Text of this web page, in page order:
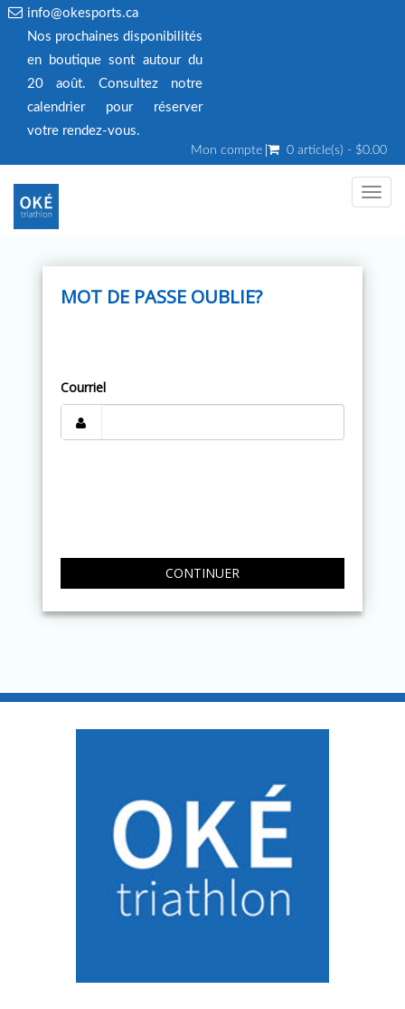
info@okesports.ca
Nos prochaines disponibilités
en boutique sont autour du
20 août. Consultez notre
calendrier pour réserver
votre rendez‑vous.
Mon compte 0 article(s) - $0.00
MOT DE PASSE OUBLIE?
Courriel
CONTINUER